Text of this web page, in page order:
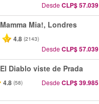
DesdeCLP$ 57.039
Mamma Mia!, Londres
4.8 (2143)
DesdeCLP$ 57.039
El Diablo viste de Prada
4.8 (58) DesdeCLP$ 39.985